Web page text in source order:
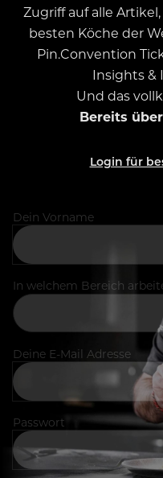
Zugriff auf alle
besten Köche der
Pin.Convention
Insights &
Und das
Bereits
Login für
Dein Vorname
In welchem Bereich
Deine E-Mail Adresse
Passwort